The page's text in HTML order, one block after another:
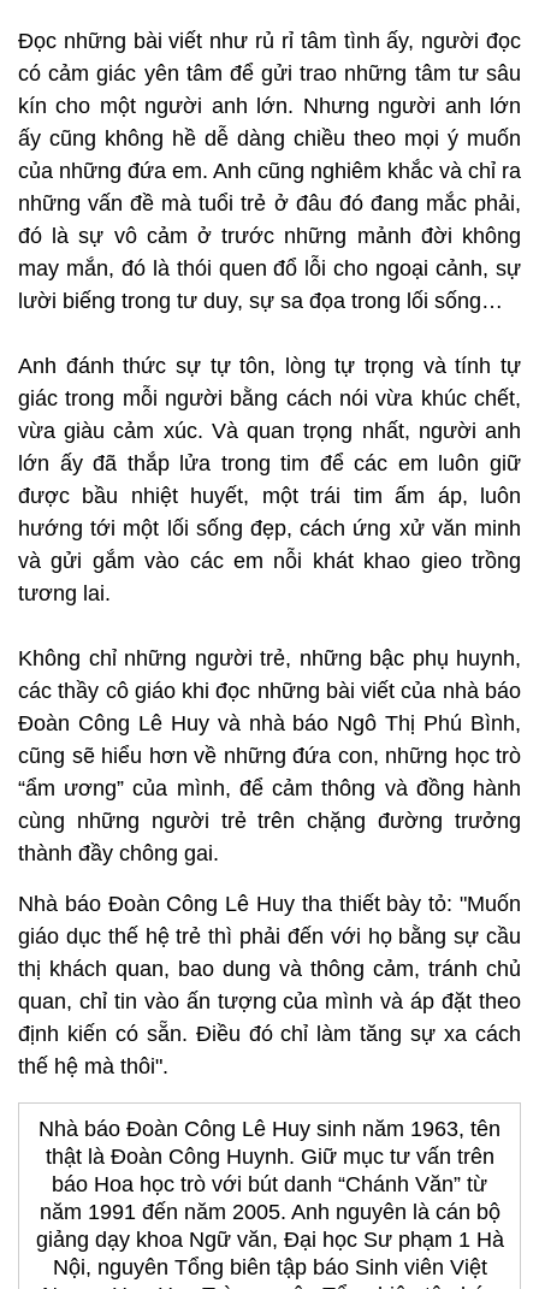
Đọc những bài viết như rủ rỉ tâm tình ấy, người đọc
có cảm giác yên tâm để gửi trao những tâm tư sâu
kín cho một người anh lớn. Nhưng người anh lớn
ấy cũng không hề dễ dàng chiều theo mọi ý muốn
của những đứa em. Anh cũng nghiêm khắc và chỉ ra
những vấn đề mà tuổi trẻ ở đâu đó đang mắc phải,
đó là sự vô cảm ở trước những mảnh đời không
may mắn, đó là thói quen đổ lỗi cho ngoại cảnh, sự
lười biếng trong tư duy, sự sa đọa trong lối sống…
Anh đánh thức sự tự tôn, lòng tự trọng và tính tự
giác trong mỗi người bằng cách nói vừa khúc chết,
vừa giàu cảm xúc. Và quan trọng nhất, người anh
lớn ấy đã thắp lửa trong tim để các em luôn giữ
được bầu nhiệt huyết, một trái tim ấm áp, luôn
hướng tới một lối sống đẹp, cách ứng xử văn minh
và gửi gắm vào các em nỗi khát khao gieo trồng
tương lai.
Không chỉ những người trẻ, những bậc phụ huynh,
các thầy cô giáo khi đọc những bài viết của nhà báo
Đoàn Công Lê Huy và nhà báo Ngô Thị Phú Bình,
cũng sẽ hiểu hơn về những đứa con, những học trò
“ẩm ương” của mình, để cảm thông và đồng hành
cùng những người trẻ trên chặng đường trưởng
thành đầy chông gai.
Nhà báo Đoàn Công Lê Huy tha thiết bày tỏ: "Muốn
giáo dục thế hệ trẻ thì phải đến với họ bằng sự cầu
thị khách quan, bao dung và thông cảm, tránh chủ
quan, chỉ tin vào ấn tượng của mình và áp đặt theo
định kiến có sẵn. Điều đó chỉ làm tăng sự xa cách
thế hệ mà thôi".
Nhà báo Đoàn Công Lê Huy sinh năm 1963, tên
thật là Đoàn Công Huynh. Giữ mục tư vấn trên
báo Hoa học trò với bút danh “Chánh Văn” từ
năm 1991 đến năm 2005. Anh nguyên là cán bộ
giảng dạy khoa Ngữ văn, Đại học Sư phạm 1 Hà
Nội, nguyên Tổng biên tập báo Sinh viên Việt